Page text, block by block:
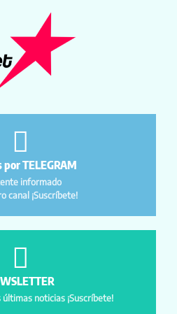
TELEGRAM
informado
canal ¡Suscríbete!
noticias ¡Suscríbete!